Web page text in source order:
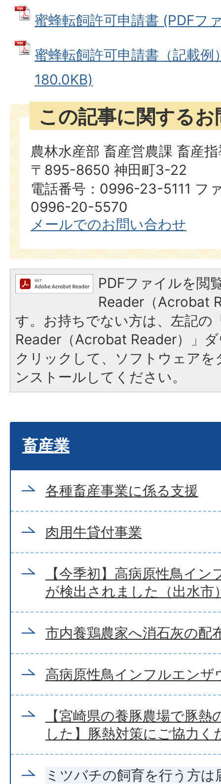
蜜蜂転飼許可申請書 (PDFフ
蜜蜂転飼許可申請書（記載例
180.0KB)
この記事に関する
農林水産部 畜産営農課 畜産
〒895-8650 神田町3-22
電話番号：0996-23-5111 フ
0996-20-5570
メールでのお問い合わせ
PDFファイルを閲
Reader（Acrobat
す。お持ちでない方は、左記の
Reader（Acrobat Reader）」
クリックして、ソフトウェア
ンストールしてください。
畜産業
各種畜産事業に係る支援
肉用牛貸付事業
【今季初】高病原性鳥イ
が検出されました（出水市
市内養鶏農家へ消石灰の配
高病原性鳥インフルエンザ
【宮崎県の養豚農場で豚
した】豚熱対策にご協力く
ミツバチの飼育を行う方